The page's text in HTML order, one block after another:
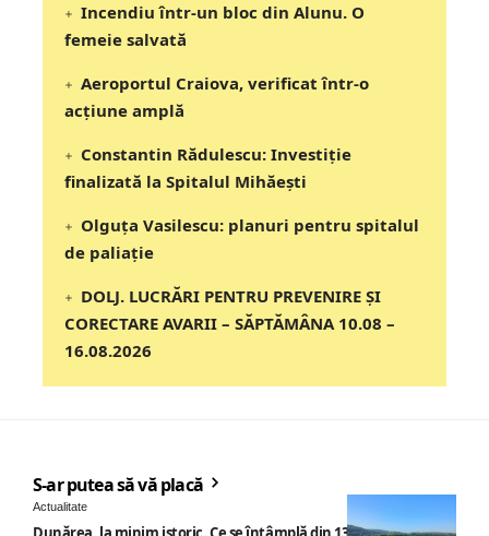
Incendiu într-un bloc din Alunu. O
femeie salvată
Aeroportul Craiova, verificat într-o
acțiune amplă
Constantin Rădulescu: Investiție
finalizată la Spitalul Mihăești
Olguța Vasilescu: planuri pentru spitalul
de paliație
DOLJ. LUCRĂRI PENTRU PREVENIRE ȘI
CORECTARE AVARII – SĂPTĂMÂNA 10.08 –
16.08.2026
S-ar putea să vă placă
Actualitate